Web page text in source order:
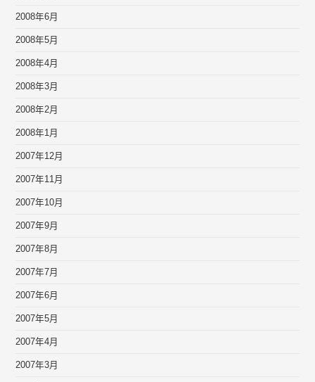
2008年6月
2008年5月
2008年4月
2008年3月
2008年2月
2008年1月
2007年12月
2007年11月
2007年10月
2007年9月
2007年8月
2007年7月
2007年6月
2007年5月
2007年4月
2007年3月